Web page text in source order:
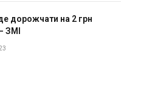
дорожчати на 2 грн
ЗМІ